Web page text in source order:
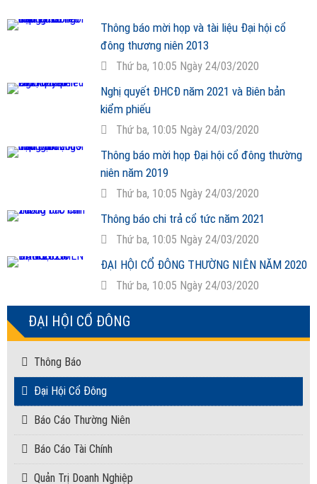
ĐẠI HỘI CỔ ĐÔNG
Thông Báo
Đại Hội Cổ Đông
Báo Cáo Thường Niên
Báo Cáo Tài Chính
Quản Trị Doanh Nghiệp
Thông báo mời họp và tài liệu Đại hội cổ
đông thương niên 2013
Thứ ba, 10:05 Ngày 24/03/2020
Nghị quyết ĐHCĐ năm 2021 và Biên bản
kiểm phiếu
Thứ ba, 10:05 Ngày 24/03/2020
Thông báo mời họp Đại hội cổ đông thường
niên năm 2019
Thứ ba, 10:05 Ngày 24/03/2020
Thông báo chi trả cổ tức năm 2021
Thứ ba, 10:05 Ngày 24/03/2020
ĐẠI HỘI CỔ ĐÔNG THƯỜNG NIÊN NĂM 2020
Thứ ba, 10:05 Ngày 24/03/2020